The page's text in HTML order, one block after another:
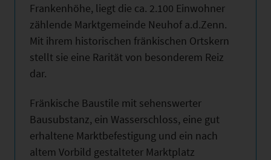
Frankenhöhe, liegt die ca. 2.100 Einwohner
zählende Marktgemeinde Neuhof a.d.Zenn.
Mit ihrem historischen fränkischen Ortskern
stellt sie eine Rarität von besonderem Reiz
dar.
Fränkische Baustile mit sehenswerter
Bausubstanz, ein Wasserschloss, eine gut
erhaltene Marktbefestigung und ein nach
altem Vorbild gestalteter Marktplatz